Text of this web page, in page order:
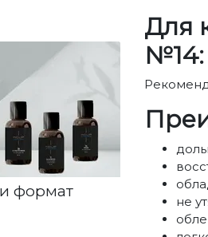
Для
№14:
не
формат